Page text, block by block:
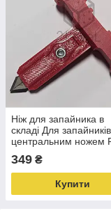
Ніж для запайника в
складі Для запайників
центральним ножем
запайчика
349 ₴
Купити